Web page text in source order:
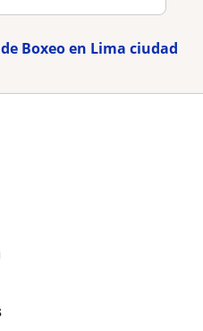
Boxeo en Lima ciudad